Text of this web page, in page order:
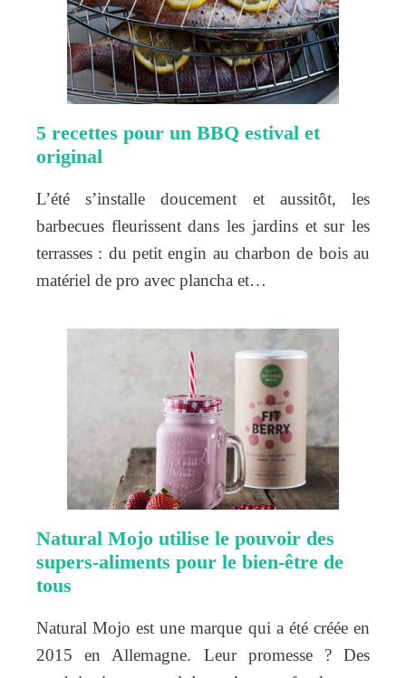
5 recettes pour un BBQ estival et
original
L’été s’installe doucement et aussitôt, les
barbecues fleurissent dans les jardins et sur les
terrasses : du petit engin au charbon de bois au
matériel de pro avec plancha et…
Natural Mojo utilise le pouvoir des
supers-aliments pour le bien-être de
tous
Natural Mojo est une marque qui a été créée en
2015 en Allemagne. Leur promesse ? Des